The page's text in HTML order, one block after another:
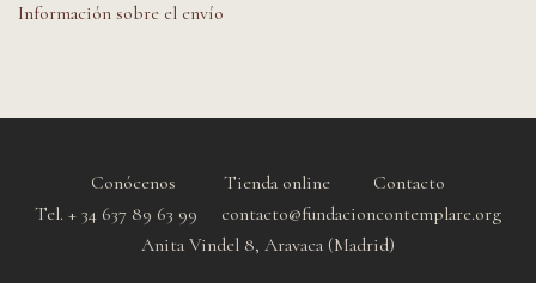
Información sobre el envío
Conócenos Tienda online
Contacto
Tel. + 34 637 89 63 99 contacto@fundacioncontemplare.org
Anita Vindel 8, Aravaca (Madrid)